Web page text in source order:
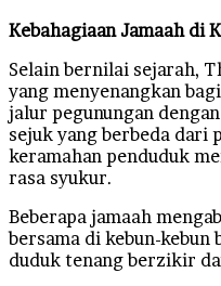
Kebahagiaan Jamaah di
Selain bernilai sejarah,
yang menyenangkan
jalur pegunungan
sejuk yang berbeda dari
keramahan penduduk
rasa syukur.
Beberapa jamaah
bersama di kebun-kebun
duduk tenang berzikir